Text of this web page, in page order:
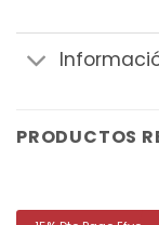
PRODUCTOS